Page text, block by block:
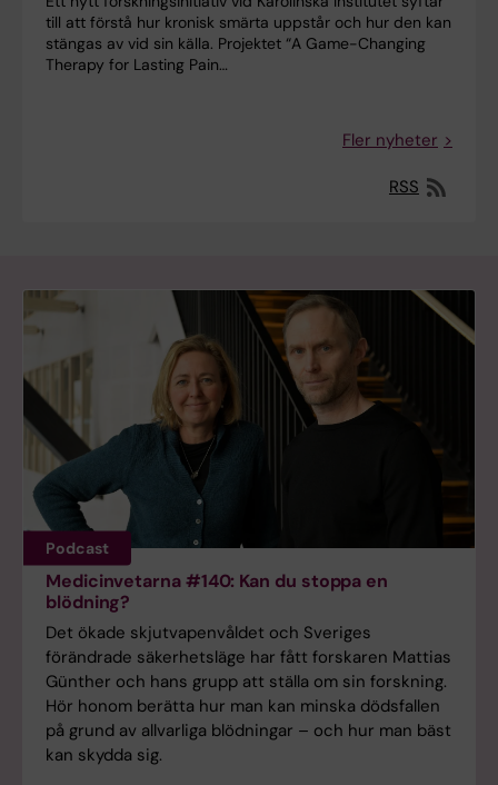
till att förstå hur kronisk smärta uppstår och hur den kan
stängas av vid sin källa. Projektet “A Game-Changing
Therapy for Lasting Pain…
Fler nyheter
RSS
Podcast
Medicinvetarna #140: Kan du stoppa en
blödning?
Det ökade skjutvapenvåldet och Sveriges
förändrade säkerhetsläge har fått forskaren Mattias
Günther och hans grupp att ställa om sin forskning.
Hör honom berätta hur man kan minska dödsfallen
på grund av allvarliga blödningar – och hur man bäst
kan skydda sig.